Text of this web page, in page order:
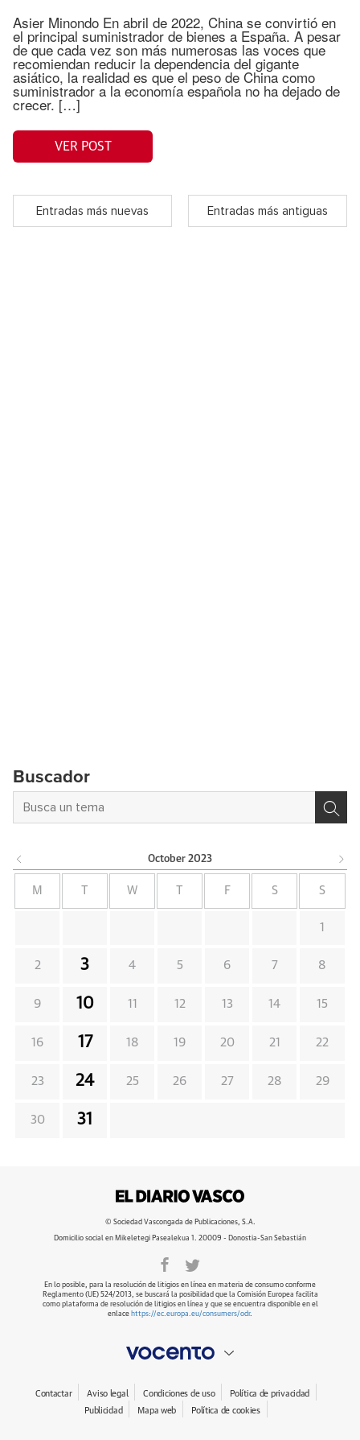
Asier Minondo En abril de 2022, China se convirtió en
el principal suministrador de bienes a España. A pesar
de que cada vez son más numerosas las voces que
recomiendan reducir la dependencia del gigante
asiático, la realidad es que el peso de China como
suministrador a la economía española no ha dejado de
crecer. […]
VER POST
Entradas más nuevas Entradas más antiguas
Buscador
October 2023
M W F S S
1
2 3 4 5 6 7 8
9 10 11 12 13 14 15
16 17 18 19 20 21 22
23 24 25 26 27 28 29
30 31
© Sociedad Vascongada de Publicaciones, S.A.
Domicilio social en Mikeletegi Pasealekua 1. 20009 - Donostia-San Sebastián
En lo posible, para la resolución de litigios en línea en materia de consumo conforme
Reglamento (UE) 524/2013, se buscará la posibilidad que la Comisión Europea facilita
como plataforma de resolución de litigios en línea y que se encuentra disponible en el
enlace https://ec.europa.eu/consumers/odr.
Contactar Aviso legal Condiciones de uso
Política de privacidad
Publicidad
Mapa web Política de cookies